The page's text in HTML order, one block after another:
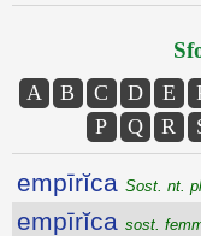
A B C D E
P
Q R
empīrĭca Sost. nt.
empīrĭca sost.